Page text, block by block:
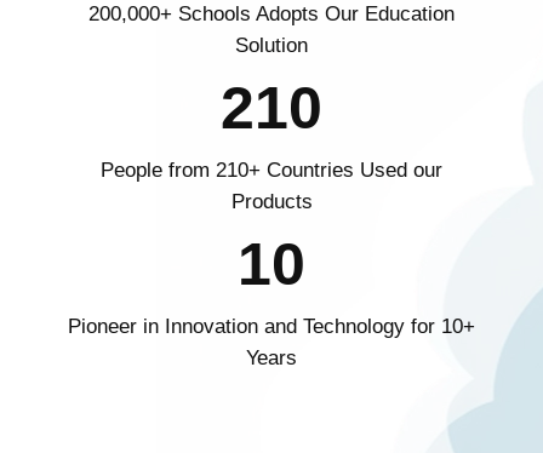
200,000+ Schools Adopts Our Education
Solution
210
People from 210+ Countries Used our
Products
10
Pioneer in Innovation and Technology for 10+
Years